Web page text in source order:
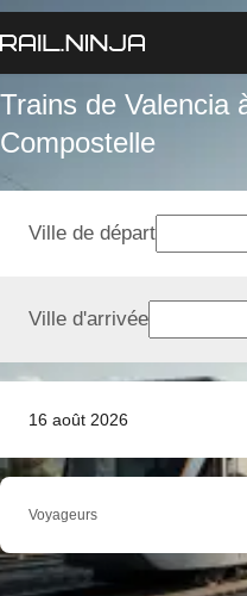
Trains de Valencia
Compostelle
16 août 2026
Ville de départ
Ville d'arrivée
Voyageurs